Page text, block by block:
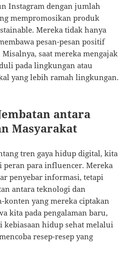
Instagram dengan jumlah
mempromosikan produk
Mereka tidak hanya
pesan-pesan positif
saat mereka mengajak
pada lingkungan atau
yang lebih ramah lingkungan.
antara
Masyarakat
tren gaya hidup digital, kita
peran para influencer. Mereka
penyebar informasi, tetapi
antara teknologi dan
konten yang mereka ciptakan
kita pada pengalaman baru,
kebiasaan hidup sehat melalui
resep-resep yang